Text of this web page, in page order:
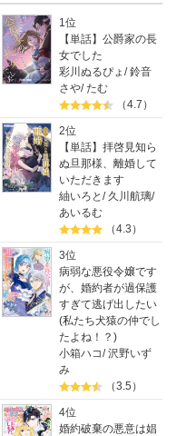
1位
【単話】公爵家の長
女でした
彩川ぬるぴょ /鈴音
さや/たむ
（4.7）
2位
【単話】拝啓見知ら
ぬ旦那様、離婚して
いただきます
紬いろと / 久川航璃/
あいるむ
（4.3）
3位
病弱な悪役令嬢です
が、婚約者が過保護
すぎて逃げ出したい
(私たち犬猿の仲でし
たよね！？)
小箱ハコ/沢野いず
み
（3.5）
4位
婚約破棄の悪意は娼